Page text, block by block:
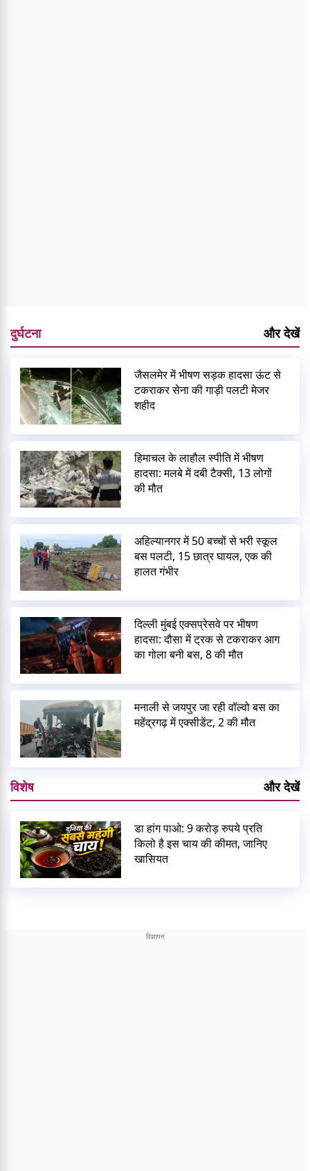
दुर्घटना और देखें
जैसलमेर में भीषण सड़क हादसा ऊंट से
टकराकर सेना की गाड़ी पलटी मेजर
शहीद
हिमाचल के लाहौल स्पीति में भीषण
हादसा: मलबे में दबी टैक्सी, 13 लोगों
की मौत
अहिल्यानगर में 50 बच्चों से भरी स्कूल
बस पलटी, 15 छात्र घायल, एक की
हालत गंभीर
दिल्ली मुंबई एक्सप्रेसवे पर भीषण
हादसा: दौसा में ट्रक से टकराकर आग
का गोला बनी बस, 8 की मौत
मनाली से जयपुर जा रही वॉल्वो बस का
महेंद्रगढ़ में एक्सीडेंट, 2 की मौत
विशेष और देखें
डा हांग पाओ: 9 करोड़ रुपये प्रति
किलो है इस चाय की कीमत, जानिए
खासियत